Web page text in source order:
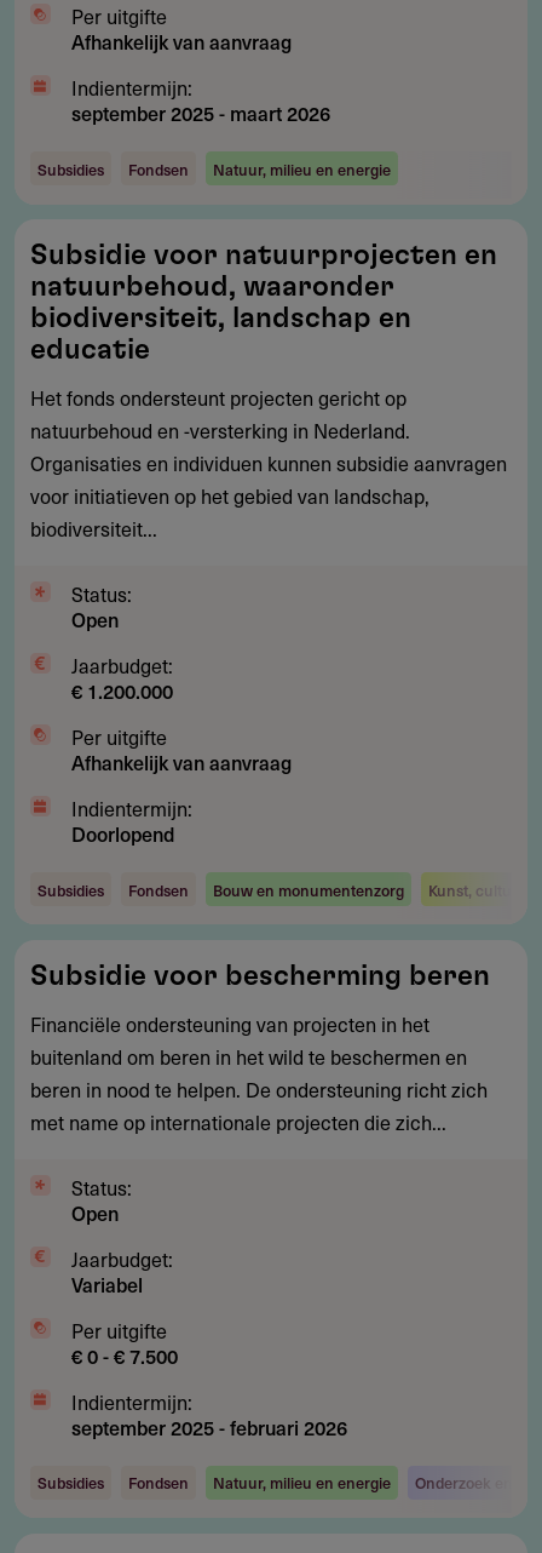
Per uitgifte
Afhankelijk van aanvraag
Indientermijn:
september 2025- maart 2026
Subsidies Fondsen Natuur, milieu en energie
voor
natuurprojecten
en
natuurbehoud,
waaronder
biodiversiteit,
landschap
en
educatie
Subsidie voor natuurprojecten en
natuurbehoud, waaronder
biodiversiteit, landschap en
educatie
Het fonds ondersteunt projecten gericht op
natuurbehoud en -versterking in Nederland.
Organisaties en individuen kunnen subsidie aanvragen
voor initiatieven op het gebied van landschap,
biodiversiteit...
Status:
Open
Jaarbudget:
€ 1.200.000
Per uitgifte
Afhankelijk van aanvraag
Indientermijn:
Doorlopend
Subsidies Fondsen Bouw en monumentenzorg Kunst, cultuur
voor
bescherming
beren
Subsidie voor bescherming beren
Financiële ondersteuning van projecten in het
buitenland om beren in het wild te beschermen en
beren in nood te helpen. De ondersteuning richt zich
met name op internationale projecten die zich...
Status:
Open
Jaarbudget:
Variabel
Per uitgifte
€ 0 - € 7.500
Indientermijn:
september 2025-februari 2026
Subsidies Fondsen Natuur, milieu en energie Onderzoek en